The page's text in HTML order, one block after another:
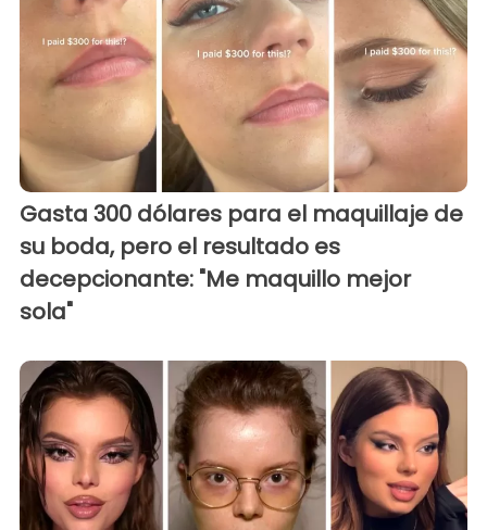
Gasta 300 dólares para el maquillaje de
su boda, pero el resultado es
decepcionante: "Me maquillo mejor
sola"